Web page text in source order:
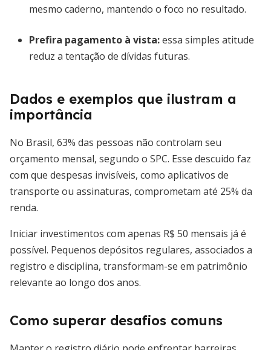
mesmo caderno, mantendo o foco no resultado.
Prefira pagamento à vista:essa simples atitude
reduz a tentação de dívidas futuras.
Dados e exemplos que ilustram a
importância
No Brasil, 63% das pessoas não controlam seu
orçamento mensal, segundo o SPC. Esse descuido faz
com que despesas invisíveis, como aplicativos de
transporte ou assinaturas, comprometam até 25% da
renda.
Iniciar investimentos com apenas R$ 50 mensais já é
possível. Pequenos depósitos regulares, associados a
registro e disciplina, transformam-se em patrimônio
relevante ao longo dos anos.
Como superar desafios comuns